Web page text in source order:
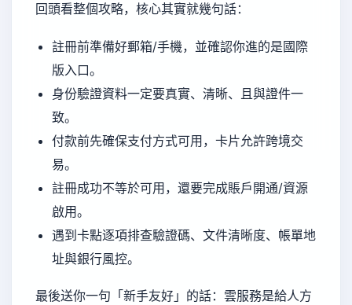
回頭看整個攻略，核心其實就幾句話：
註冊前準備好郵箱/手機，並確認你進的是國際
版入口。
身份驗證資料一定要真實、清晰、且與證件一
致。
付款前先確保支付方式可用，卡片允許跨境交
易。
註冊成功不等於可用，還要完成賬戶開通/資源
啟用。
遇到卡點逐項排查驗證碼、文件清晰度、帳單地
址與銀行風控。
最後送你一句「新手友好」的話：雲服務是給人方